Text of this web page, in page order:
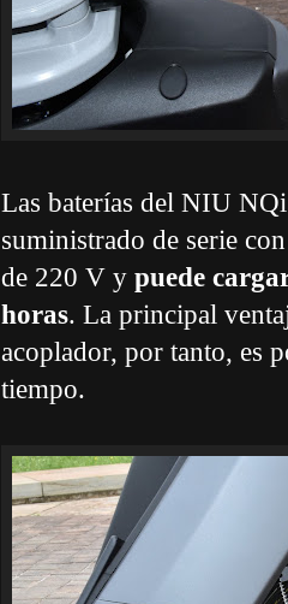
Las baterías del NIU
suministrado de serie
de 220 V y puede
horas. La principal
acoplador, por tanto, es
tiempo.